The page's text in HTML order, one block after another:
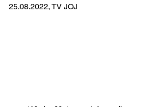
25.08.2022, TV JOJ